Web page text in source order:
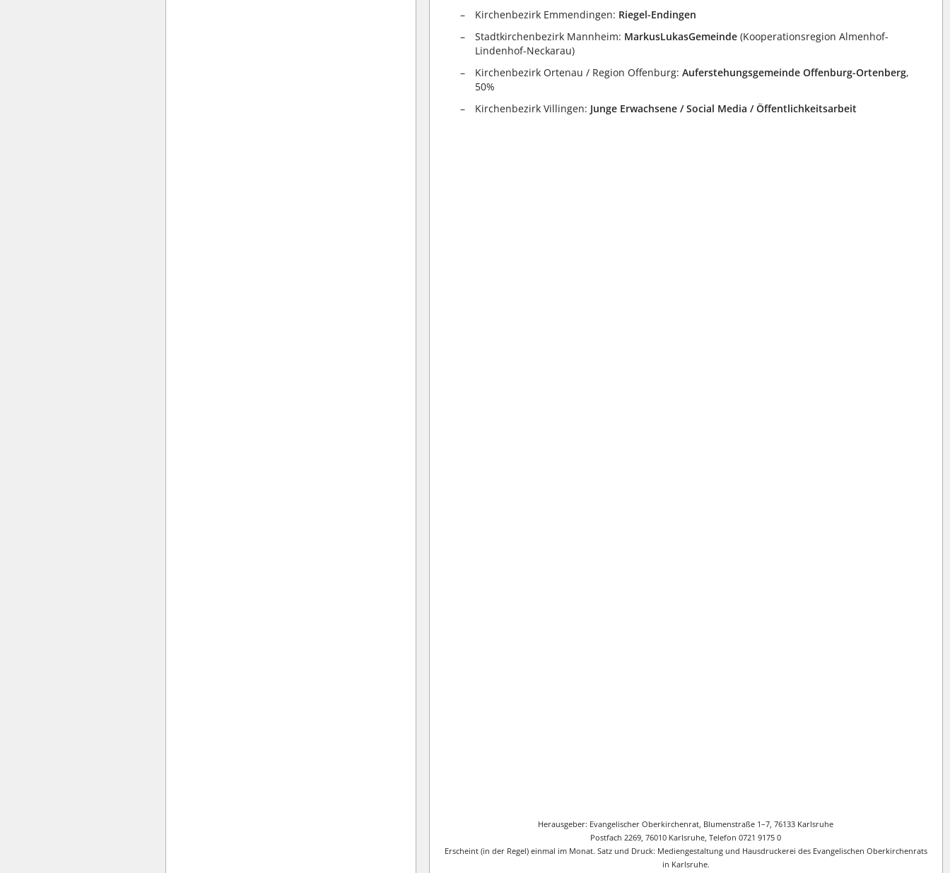
Kirchenbezirk Emmendingen: Riegel-Endingen
Stadtkirchenbezirk Mannheim: MarkusLukasGemeinde (Kooperationsregion Almenhof-
Lindenhof-Neckarau)
Kirchenbezirk Ortenau / Region Offenburg:Auferstehungsgemeinde Offenburg-Ortenberg,
50%
Kirchenbezirk Villingen: Junge Erwachsene / Social Media / Öffentlichkeitsarbeit
Herausgeber: Evangelischer Oberkirchenrat, Blumenstraße 1–7, 76133 Karlsruhe
Postfach 2269, 76010 Karlsruhe, Telefon 0721 9175 0
Erscheint (in der Regel) einmal im Monat. Satz und Druck: Mediengestaltung und Hausdruckerei des Evangelischen Oberkirchenrats
in Karlsruhe.